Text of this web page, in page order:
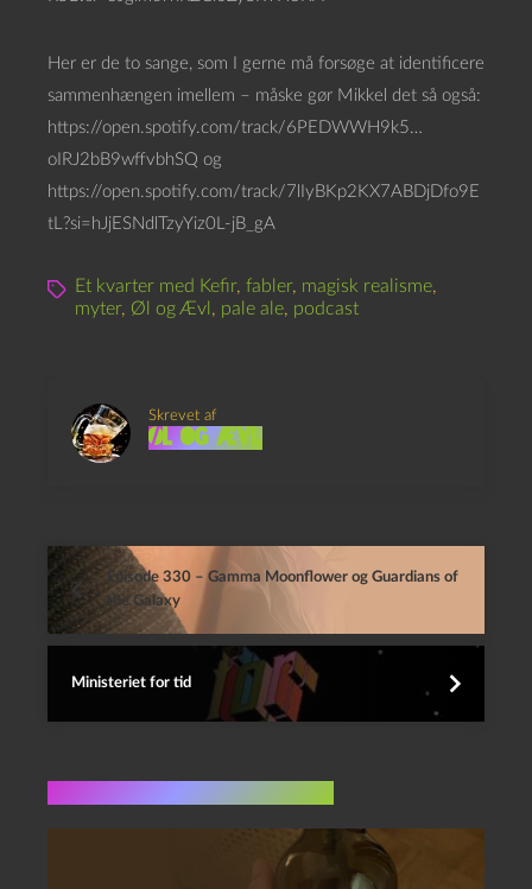
Her er de to sange, som I gerne må forsøge at identificere
sammenhængen imellem – måske gør Mikkel det så også:
https://open.spotify.com/track/6PEDWWH9k5…
oIRJ2bB9wffvbhSQ og
https://open.spotify.com/track/7lIyBKp2KX7ABDjDfo9E
tL?si=hJjESNdlTzyYiz0L-jB_gA
Et kvarter med Kefir, fabler, magisk realisme,
myter, Øl og Ævl , pale ale, podcast
Skrevet af
Øl og Ævl
Episode 330 – Gamma Moonflower og Guardians of
the Galaxy
Ministeriet for tid